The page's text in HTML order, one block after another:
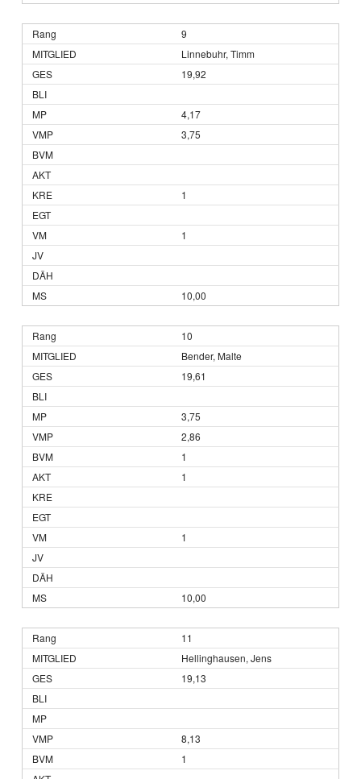
9
Linnebuhr, Timm
19,92
4,17
3,75
1
1
10,00
10
Bender, Malte
19,61
3,75
2,86
1
1
1
10,00
11
Hellinghausen, Jens
19,13
8,13
1